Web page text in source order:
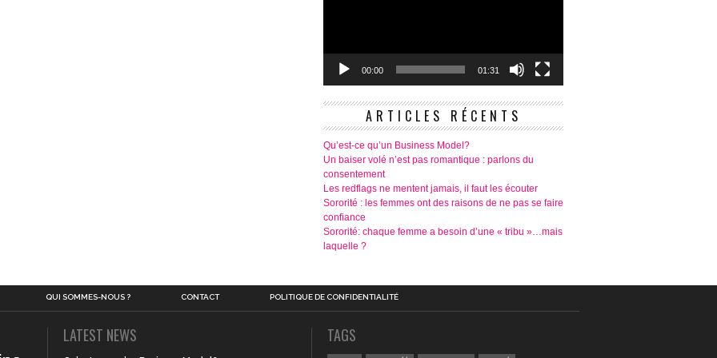
00:00 01:31
ARTICLES RÉCENTS
Qu’est-ce qu’un Business Model?
Un baiser volé n’est pas romantique : parlons du
consentement
Les redflags ne mentent jamais, il faut les écouter
Sororité : les femmes ont des raisons de ne pas se faire
confiance
Sororité: chaque femme a besoin d’une « tribu »…mais
laquelle ?
QUI SOMMES-NOUS ? CONTACT POLITIQUE DE CONFIDENTIALITÉ
LATEST NEWS TAGS